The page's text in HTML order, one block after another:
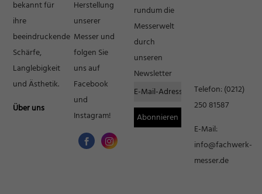
bekannt für
ihre
beeindruckende
Schärfe,
Langlebigkeit
und Ästhetik.
Über uns
Herstellung
unserer
Messer und
folgen Sie
uns auf
Facebook
und
Instagram!
rundum die
Messerwelt
durch
unseren
Newsletter
Telefon: (0212)
250 81587
E-Mail:
info@fachwerk-
messer.de